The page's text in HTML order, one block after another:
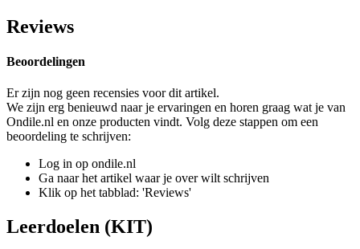
Reviews
Beoordelingen
Er zijn nog geen recensies voor dit artikel.
We zijn erg benieuwd naar je ervaringen en horen graag wat je van
Ondile.nl en onze producten vindt. Volg deze stappen om een
beoordeling te schrijven:
Log in op ondile.nl
Ga naar het artikel waar je over wilt schrijven
Klik op het tabblad: 'Reviews'
Leerdoelen (KIT)